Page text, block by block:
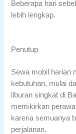
Beberapa hari
lebih lengkap.
Penutup
Sewa mobil harian
kebutuhan, mulai
liburan singkat di
memikirkan
karena semuanya
perjalanan.